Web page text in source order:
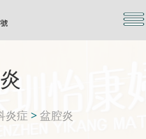
炎症 >盆腔炎